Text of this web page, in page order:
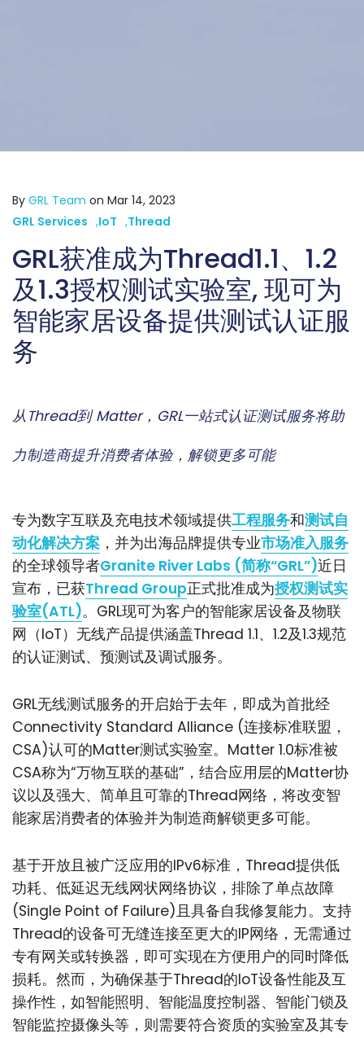
By GRL Team on Mar 14, 2023
GRL Services ,IoT ,Thread
GRL获准成为Thread1.1、1.2
及1.3授权测试实验室, 现可为
智能家居设备提供测试认证服
务
从Thread到 Matter，GRL一站式认证测试服务将助
力制造商提升消费者体验，解锁更多可能
专为数字互联及充电技术领域提供工程服务和测试自
动化解决方案 ，并为出海品牌提供专业市场准入服务
的全球领导者Granite River Labs (简称“GRL”)近日
宣布，已获Thread Group正式批准成为授权测试实
验室(ATL)。GRL现可为客户的智能家居设备及物联
网（IoT）无线产品提供涵盖Thread 1.1、1.2及1.3规范
的认证测试、预测试及调试服务。
GRL无线测试服务的开启始于去年，即成为首批经
Connectivity Standard Alliance (连接标准联盟，
CSA)认可的Matter测试实验室。Matter 1.0标准被
CSA称为“万物互联的基础”，结合应用层的Matter协
议以及强大、简单且可靠的Thread网络，将改变智
能家居消费者的体验并为制造商解锁更多可能。
基于开放且被广泛应用的IPv6标准，Thread提供低
功耗、低延迟无线网状网络协议，排除了单点故障
(Single Point of Failure)且具备自我修复能力。支持
Thread的设备可无缝连接至更大的IP网络，无需通过
专有网关或转换器，即可实现在方便用户的同时降低
损耗。然而，为确保基于Thread的IoT设备性能及互
操作性，如智能照明、智能温度控制器、智能门锁及
智能监控摄像头等，则需要符合资质的实验室及其专